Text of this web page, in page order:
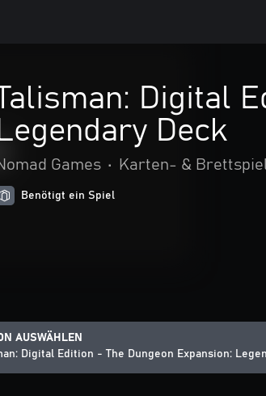
Digital
Legendary Deck
Games • Karten- &
Benötigt ein Spiel
AUSWÄHLEN
Digital Edition - The Dungeon Expansion: